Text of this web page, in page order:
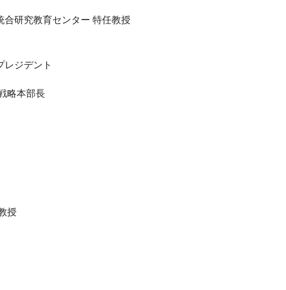
研究教育センター 特任教授
レジデント
略本部長
授